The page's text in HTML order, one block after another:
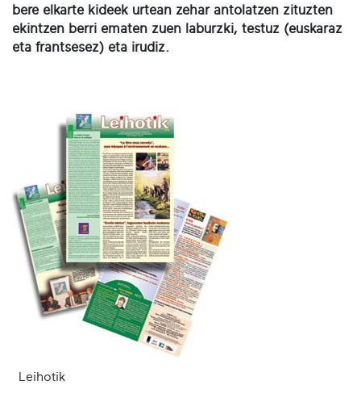
bere elkarte kideek urtean zehar antolatzen zituzten
ekintzen berri ematen zuen laburzki, testuz (euskaraz
eta frantsesez) eta irudiz.
Leihotik